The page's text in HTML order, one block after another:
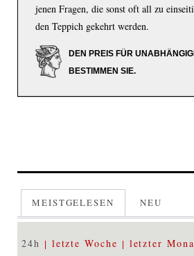
jenen Fragen, die sonst oft all zu
den Teppich gekehrt werden.
DEN PREIS FÜR
BESTIMMEN SIE.
MEISTGELESEN NEU
24h letzte Woche letzter